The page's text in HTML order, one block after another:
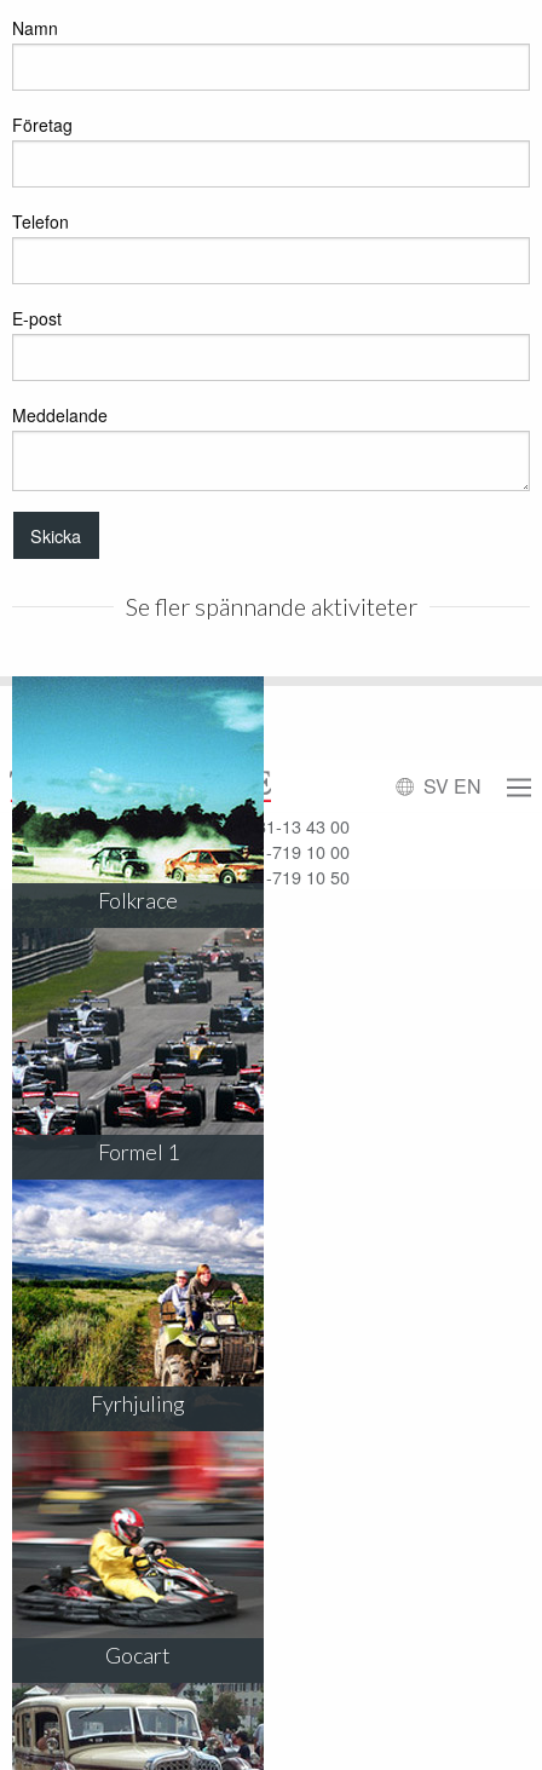
SV EN
Affärsresor
031-13 43 00
Möten & Event
031-719 10 00
Mässresor
031-719 10 50
Namn
Företag
Telefon
E-post
Meddelande
Se fler spännande aktiviteter
Folkrace
Formel 1
Fyrhjuling
Gocart